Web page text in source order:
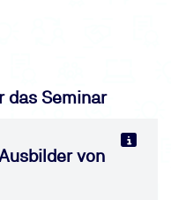
das Seminar
von